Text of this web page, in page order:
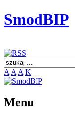
SmodBIP
A A A K
Menu